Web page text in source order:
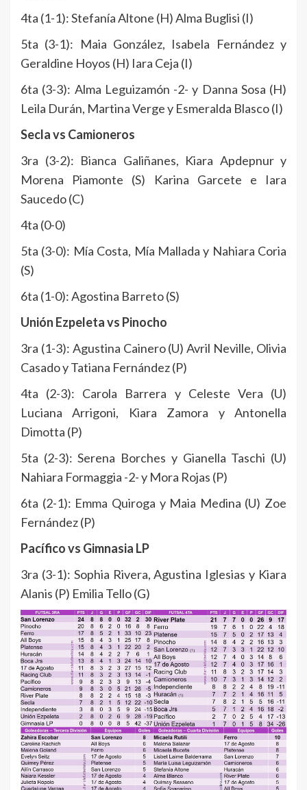
4ta (1-1): Stefanía Altone (H) Alma Buglisi (I)
5ta (3-1): Maia González, Isabela Fernández y
Geraldine Hoyos (H) Iara Ceja (I)
6ta (3-3): Alma Leguizamón -2- y Danna Sosa (H)
Leila Durán, Martina Verge y Esmeralda Blasco (I)
Secla vs Camioneros
3ra (3-2): Bianca Galiñanes, Kiara Apdepnur y
Morena Piamonte (S) Karina Garcete e Iara
Saucedo (C)
4ta (0-0)
5ta (3-0): Mía Costa, Mía Mallada y Nahiara Coria
(S)
6ta (1-0): Agostina Barreto (S)
Unión Ezpeleta vs Pinocho
3ra (1-3): Agustina Cainero (U) Avril Neville, Olivia
Casado y Tatiana Fernández (P)
4ta (2-3): Carola Barrera y Celeste Vera (U)
Luciana Arrigoni, Kiara Zamora y Antonella
Dimotta (P)
5ta (2-3): Serena Borches y Gianella Taschi (U)
Nahiara Formaggia -2- y Mora Rojas (P)
6ta (2-1): Emma Quiroga y Maia Medina (U) Zoe
Fernández (P)
Pacífico vs Gimnasia LP
3ra (3-1): Sophia Rivera, Agustina Iglesias y Kiara
Alanis (P) Emilia Tello (G)